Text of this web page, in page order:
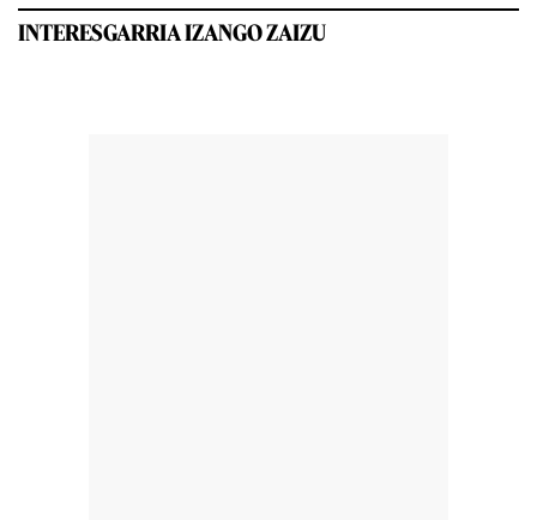
INTERESGARRIA IZANGO ZAIZU